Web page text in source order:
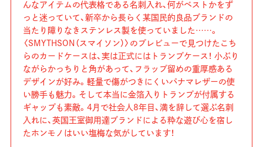
んなアイテムの代表格である名刺入れ、何がベストかをず
っと迷っていて、新卒から長らく某国民的良品ブランドの
当たり障りなきステンレス製を使っていました……。
〈SMYTHSON（スマイソン）〉のプレビューで見つけたこち
らのカードケースは、実は正式にはトランプケース！ 小ぶり
ながらかっちりと角があって、フラップ留めの重厚感ある
デザインが好み。軽量で傷がつきにくいパナマレザーの使
い勝手も魅力。そして本当に金箔入りトランプが付属する
ギャップも素敵。4月で社会人8年目、満を辞して選ぶ名刺
入れに、英国王室御用達ブランドによる粋な遊び心を宿し
たホンモノはいい塩梅な気がしています！